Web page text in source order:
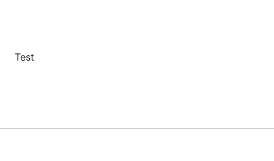
Test